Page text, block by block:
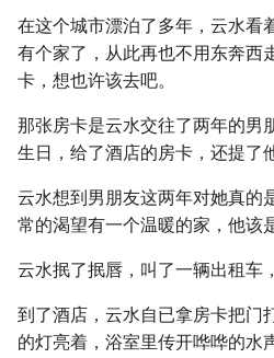
在这个城市漂泊了多年，云水看
有个家了，从此再也不用东奔西
卡，想也许该去吧。
那张房卡是云水交往了两年的男
生日，给了酒店的房卡，还提了
云水想到男朋友这两年对她真的
常的渴望有一个温暖的家，他该
云水抿了抿唇，叫了一辆出租车
到了酒店，云水自已拿房卡把门
的灯亮着，浴室里传开哗哗的水